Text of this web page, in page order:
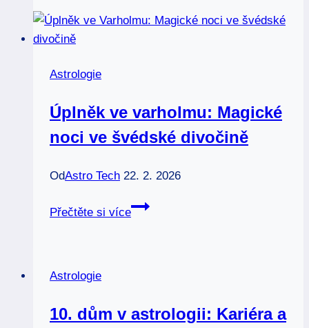
Jak
efekt
Astrologie
Úplněk ve varholmu: Magické
noci ve švédské divočině
OdAstro Tech 22. 2. 2026
Přečtěte si více
Úplněk
švédské
Astrologie
10. dům v astrologii: Kariéra a